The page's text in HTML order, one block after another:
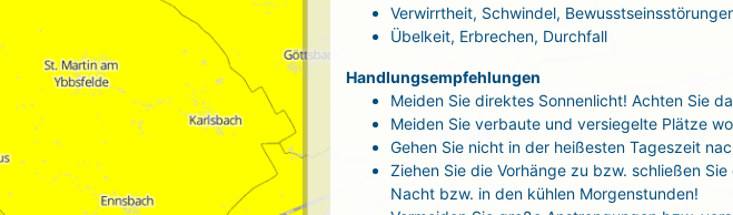
Verwirrtheit, Schwindel,
Übelkeit, Erbrechen, Durchfall
Handlungsempfehlungen
Meiden Sie direktes Sonnenlicht! Achten Sie
Meiden Sie verbaute und versiegelte Plätze
Gehen Sie nicht in der heißesten Tageszeit
Ziehen Sie die Vorhänge zu bzw. schließen
Nacht bzw. in den kühlen Morgenstunden!